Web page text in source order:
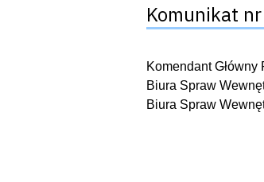
Komunikat
Komendant
Biura Spraw
Biura Spraw